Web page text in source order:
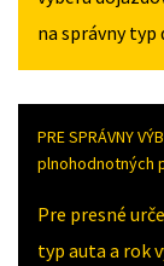
na správny typ
PRE SPRÁVNY
plnohodnotných
Pre presné
typ auta a rok